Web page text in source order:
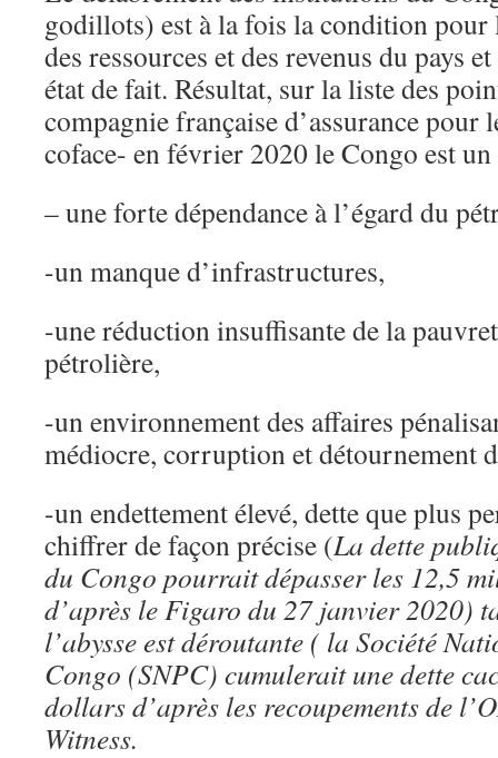
godillots) est à la fois la condition pour
des ressources et des revenus du pays
état de fait. Résultat, sur la liste des
compagnie française d’assurance pour
coface- en février 2020 le Congo est
– une forte dépendance à l’égard du
-un manque d’infrastructures,
-une réduction insuffisante de la
pétrolière,
-un environnement des affaires
médiocre, corruption et détournement
-un endettement élevé, dette que plus
chiffrer de façon précise (La dette
du Congo pourrait dépasser les 12,5
d’après le Figaro du 27 janvier 2020)
l’abysse est déroutante ( la Société
Congo (SNPC) cumulerait une dette
dollars d’après les recoupements de
Witness.